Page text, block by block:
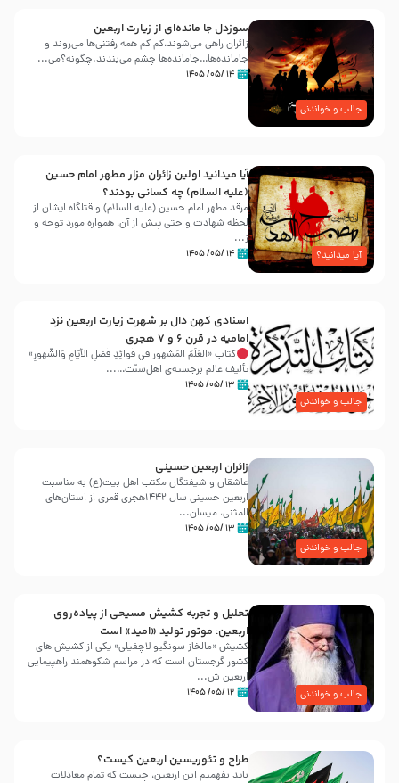
جالب و خواندنی
سوزدل جا مانده‌ای از زیارت اربعین
زائران راهی می‌شوند،کم‌ کم همه رفتنی‌ها می‌روند و
جامانده‌ها…جامانده‌ها چشم می‌بندند.چگونه؟می‌...
۱۴ /۰۵/ ۱۴۰۵
آیا میدانید؟
آیا میدانید اولین زائران مزار مطهر امام حسین
(علیه السلام) چه کسانی بودند؟
مرقد مطهر امام حسین (علیه السلام) و قتلگاه ایشان از
لحظه شهادت و حتی پیش از آن، همواره مورد توجه و
ز...
۱۴ /۰۵/ ۱۴۰۵
جالب و خواندنی
اسنادی کهن دال بر شهرت زیارت اربعین نزد
امامیه در قرن ۶ و ۷ هجری
کتاب «العَلَمُ المَشهور في فَوائِدِ فَضلِ الأيّامِ وَالشُّهورِ»
تألیف عالم برجسته‌ی اهل‌سنّت…...
۱۳ /۰۵/ ۱۴۰۵
جالب و خواندنی
زائران اربعین حسینی
عاشقان و شیفتگان مکتب اهل بیت(ع) به مناسبت
اربعین حسینی سال ۱۴۴۲هجری قمری از استان‌های
المثنی، میسان...
۱۳ /۰۵/ ۱۴۰۵
جالب و خواندنی
تحلیل و تجربه کشیش مسیحی از پیاده‌روی
اربعین: موتور تولید «امید» است
کشیش «مالخاز سونگیو لاچفیلی» یکی از کشیش های
کشور گرجستان است که در مراسم شکوهمند راهپیمایی
اربعین ش...
۱۲ /۰۵/ ۱۴۰۵
طراح و تئوریسین اربعین کیست؟
باید بفهمیم این اربعین، چیست که تمام معادلات